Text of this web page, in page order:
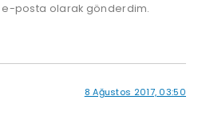
e-posta olarak gönderdim.
8 Ağustos 2017, 03:50